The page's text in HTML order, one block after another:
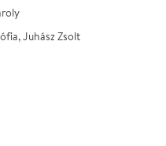
Juhász Zsolt